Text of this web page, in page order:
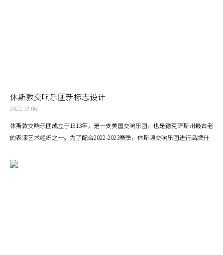
休斯敦交响乐团新标志设计
2022.12.06
休斯敦交响乐团成立于1913年，是一支美国交响乐团，也是德克萨斯州最古老
的表演艺术组织之一。为了配合2022-2023赛季，休斯顿交响乐团进行品牌升
计。